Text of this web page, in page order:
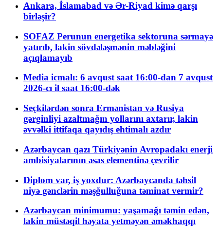
Ankara, İslamabad və Ər-Riyad kimə qarşı
birləşir?
SOFAZ Perunun energetika sektoruna sərmayə
yatırıb, lakin sövdələşmənin məbləğini
açıqlamayıb
Media icmalı: 6 avqust saat 16:00-dan 7 avqust
2026-cı il saat 16:00-dək
Seçkilərdən sonra Ermənistan və Rusiya
gərginliyi azaltmağın yollarını axtarır, lakin
əvvəlki ittifaqa qayıdış ehtimalı azdır
Azərbaycan qazı Türkiyənin Avropadakı enerji
ambisiyalarının əsas elementinə çevrilir
Diplom var, iş yoxdur: Azərbaycanda təhsil
niyə gənclərin məşğulluğuna təminat vermir?
Azərbaycan minimumu: yaşamağı təmin edən,
lakin müstəqil həyata yetməyən əməkhaqqı